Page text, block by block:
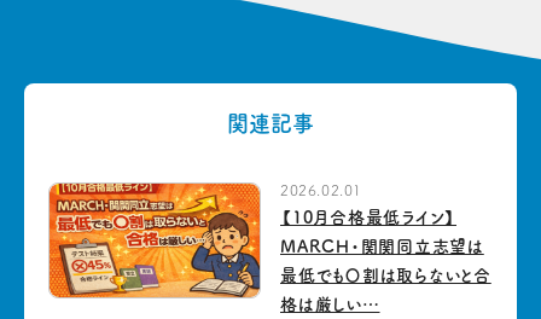
関連記事
2026.02.01
【10月合格最低ライン】
MARCH・関関同立志望は
最低でも〇割は取らないと合
格は厳しい…